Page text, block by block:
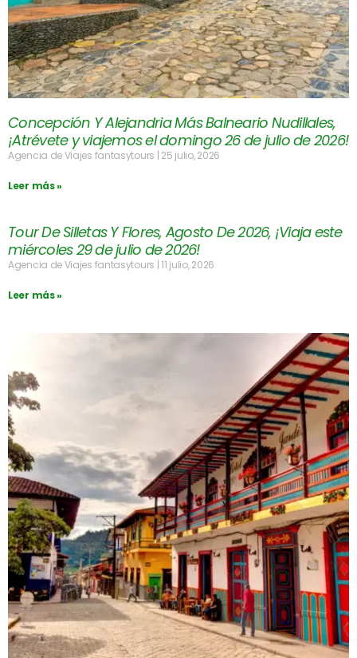
Concepción Y Alejandria Más Balneario Nudillales,
¡Atrévete y viajemos el domingo 26 de julio de 2026!
Agencia de Viajes fantasytours 25 julio, 2026
Leer más »
Tour De Silletas Y Flores, Agosto De 2026, ¡Viaja este
miércoles 29 de julio de 2026!
Agencia de Viajes fantasytours 11 julio, 2026
Leer más »